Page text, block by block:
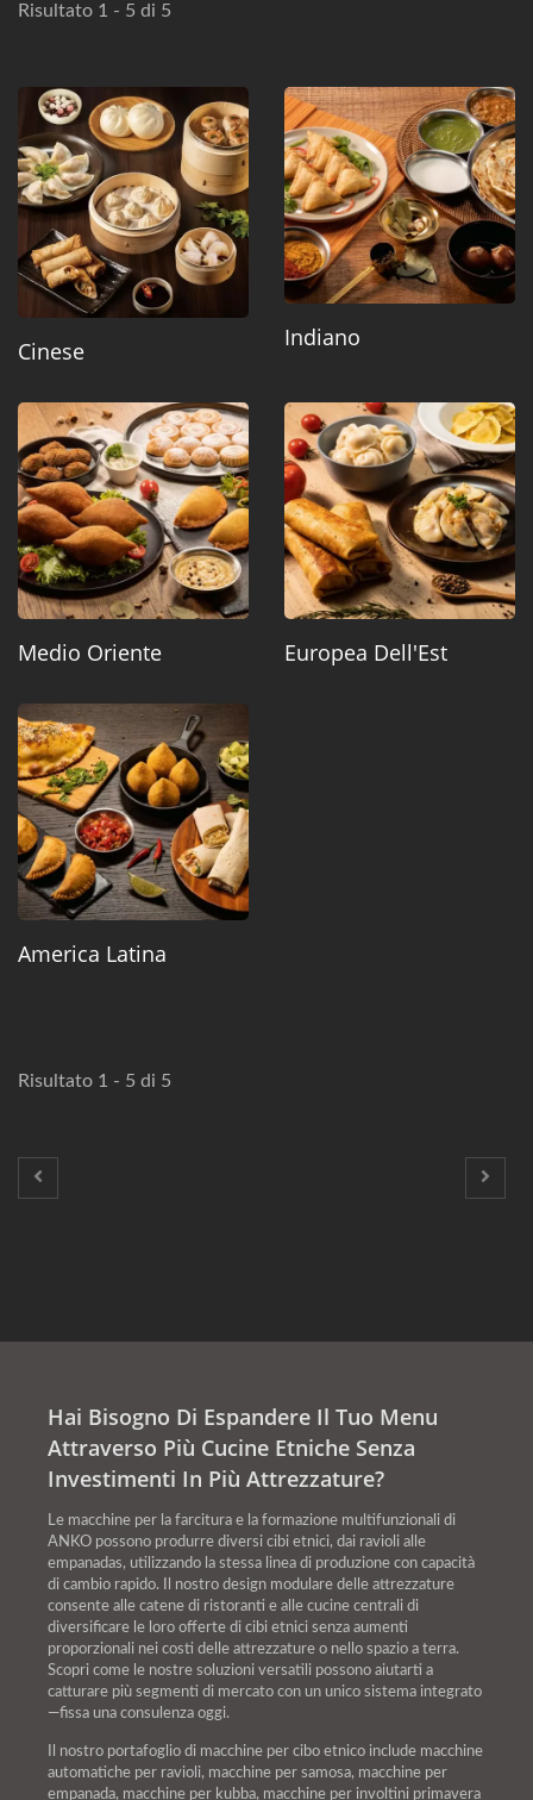
Risultato 1 - 5 di 5
Cinese
Indiano
Medio Oriente Europea Dell'Est
America Latina
Risultato 1 - 5 di 5
Hai Bisogno Di Espandere Il Tuo Menu
Attraverso Più Cucine Etniche Senza
Investimenti In Più Attrezzature?
Le macchine per la farcitura e la formazione multifunzionali di
ANKO possono produrre diversi cibi etnici, dai ravioli alle
empanadas, utilizzando la stessa linea di produzione con capacità
di cambio rapido. Il nostro design modulare delle attrezzature
consente alle catene di ristoranti e alle cucine centrali di
diversificare le loro offerte di cibi etnici senza aumenti
proporzionali nei costi delle attrezzature o nello spazio a terra.
Scopri come le nostre soluzioni versatili possono aiutarti a
catturare più segmenti di mercato con un unico sistema integrato
—fissa una consulenza oggi.
Il nostro portafoglio di macchine per cibo etnico include macchine
automatiche per ravioli, macchine per samosa, macchine per
empanada, macchine per kubba, macchine per involtini primavera